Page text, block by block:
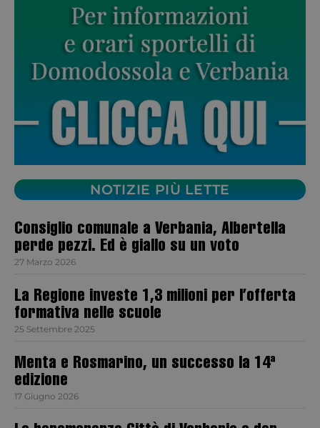
NOTIZIE PIÙ LETTE
Consiglio comunale a Verbania, Albertella
perde pezzi. Ed è giallo su un voto
27 Marzo 2026
La Regione investe 1,3 milioni per l’offerta
formativa nelle scuole
25 Settembre 2025
Menta e Rosmarino, un successo la 14ª
edizione
17 Giugno 2026